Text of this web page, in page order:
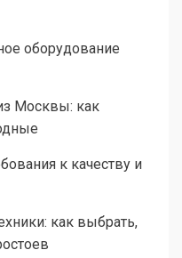
оборудование
Москвы: как
к качеству и
как выбрать,